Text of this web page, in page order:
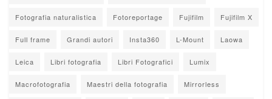
Fotografia naturalistica Fotoreportage Fujifilm Fujifilm X
Full frame Grandi autori Insta360 L-Mount Laowa
Leica Libri fotografia Libri Fotografici Lumix
Macrofotografia Maestri della fotografia Mirrorless